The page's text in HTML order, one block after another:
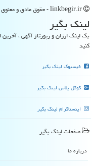
لینك بگیر
بک لینک ارزان و رپورتاژ آگهی ،
کنید
فیسبوک لینک بگیر
گوگل پلاس لینک بگیر
اینستاگرام لینک بگیر
صفحات لینك بگیر
درباره ما